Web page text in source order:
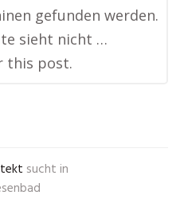
gefunden werden.
sieht nicht …
this post.
sucht in